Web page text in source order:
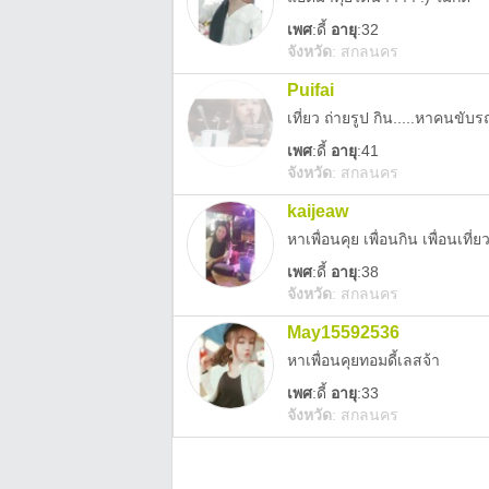
เพศ:ดี้ อายุ:32
จังหวัด: สกลนคร
Puifai
เที่ยว ถ่ายรูป กิน.....หาคนขับร
เพศ:ดี้ อายุ:41
จังหวัด: สกลนคร
kaijeaw
หาเพื่อนคุย เพื่อนกิน เพื่อนเที่ยว
เพศ:ดี้ อายุ:38
จังหวัด: สกลนคร
May15592536
หาเพื่อนคุยทอมดี้เลสจ้า
เพศ:ดี้ อายุ:33
จังหวัด: สกลนคร